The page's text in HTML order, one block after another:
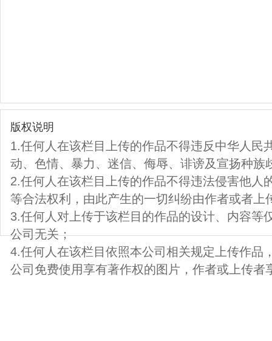
版权说明
1.任何人在该栏目上传的作品不得违反中华人民
动、色情、暴力、迷信、侮辱、诽谤及宣扬种族
2.任何人在该栏目上传的作品不得违法侵害他人
等合法权利，由此产生的一切纠纷由作者或者上
3.任何人对上传于该栏目的作品的设计、内容等
公司无关；
4.任何人在该栏目依照本公司相关规定上传作品
公司免费使用享有著作权的图片，作者或上传者